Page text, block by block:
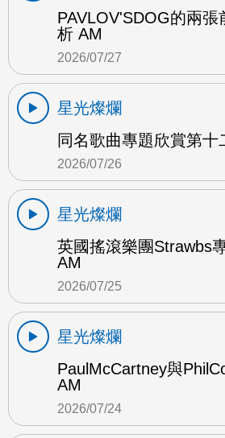
PAVLOV'SDOG的兩張
析 AM
2026/07/27
星光燦爛
同名歌曲專題欣賞第十
2026/07/26
星光燦爛
英國搖滾樂團Strawbs
AM
2026/07/25
星光燦爛
PaulMcCartney與
AM
2026/07/24